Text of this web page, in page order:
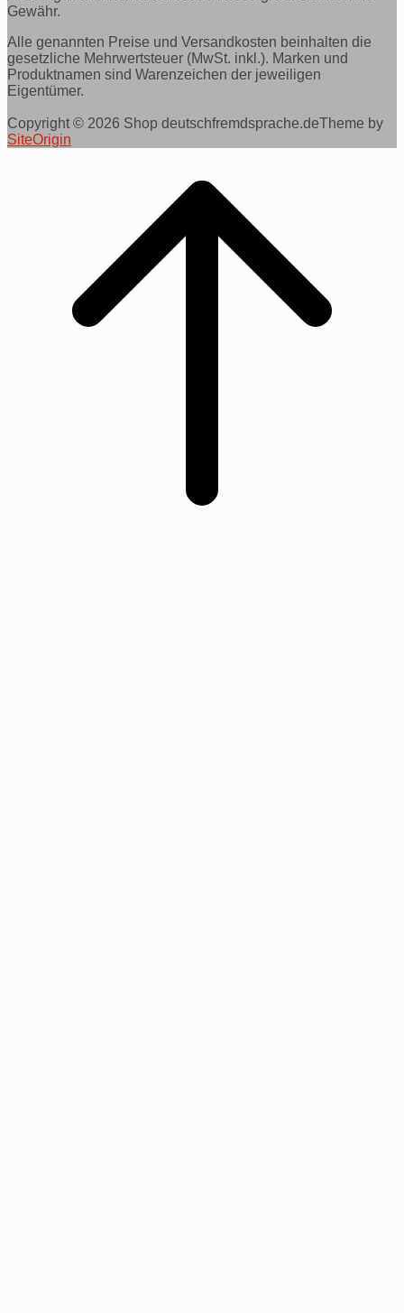
Gewähr.
Alle genannten Preise und Versandkosten beinhalten die
gesetzliche Mehrwertsteuer (MwSt. inkl.). Marken und
Produktnamen sind Warenzeichen der jeweiligen
Eigentümer.
Copyright © 2026 Shop deutschfremdsprache.deTheme by
SiteOrigin